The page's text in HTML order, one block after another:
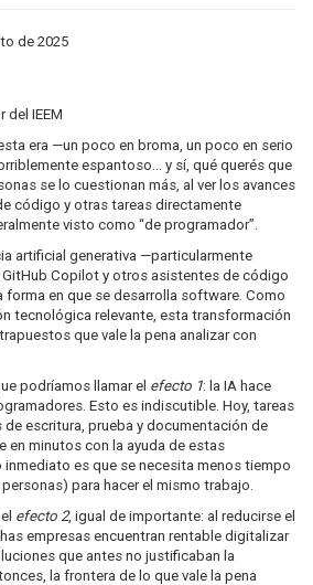
de 2025
del IEEM
era —un poco en broma, un poco en serio
espantoso… y sí, qué querés que
se lo cuestionan más, al ver los avances
código y otras tareas directamente
visto como “de programador”.
artificial generativa —particularmente
Copilot y otros asistentes de código
en que se desarrolla software. Como
tecnológica relevante, esta transformación
que vale la pena analizar con
podríamos llamar el efecto 1: la IA hace
Esto es indiscutible. Hoy, tareas
de escritura, prueba y documentación de
en minutos con la ayuda de estas
inmediato es que se necesita menos tiempo
para hacer el mismo trabajo.
efecto 2, igual de importante: al reducirse el
empresas encuentran rentable digitalizar
que antes no justificaban la
la frontera de lo que vale la pena